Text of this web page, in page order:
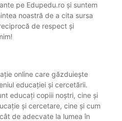
pe Edupedu.ro și suntem
noastră de a cita sursa
de respect și
online care găzduiește
educației și cercetării.
educați copiii noștri, cine și
și cercetare, cine și cum
de adecvate la lumea în